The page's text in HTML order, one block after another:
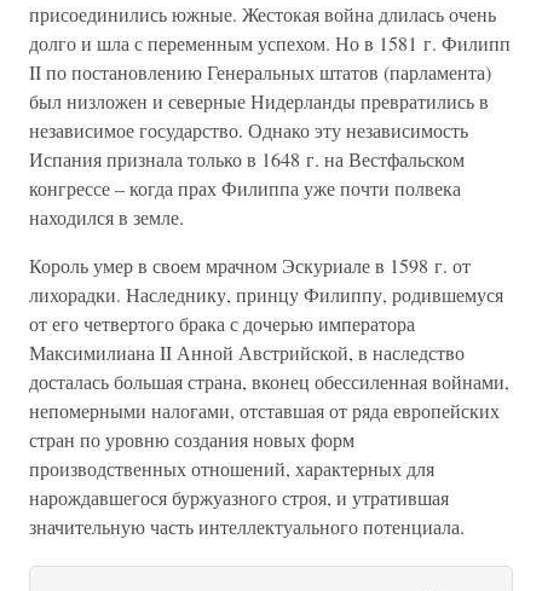
присоединились южные. Жестокая война длилась очень
долго и шла с переменным успехом. Но в 1581 г. Филипп
II по постановлению Генеральных штатов (парламента)
был низложен и северные Нидерланды превратились в
независимое государство. Однако эту независимость
Испания признала только в 1648 г. на Вестфальском
конгрессе – когда прах Филиппа уже почти полвека
находился в земле.
Король умер в своем мрачном Эскуриале в 1598 г. от
лихорадки. Наследнику, принцу Филиппу, родившемуся
от его четвертого брака с дочерью императора
Максимилиана II Анной Австрийской, в наследство
досталась большая страна, вконец обессиленная войнами,
непомерными налогами, отставшая от ряда европейских
стран по уровню создания новых форм
производственных отношений, характерных для
нарождавшегося буржуазного строя, и утратившая
значительную часть интеллектуального потенциала.